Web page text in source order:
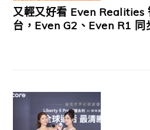
又輕又好看 Even Realities
台，Even G2、Even R1 同